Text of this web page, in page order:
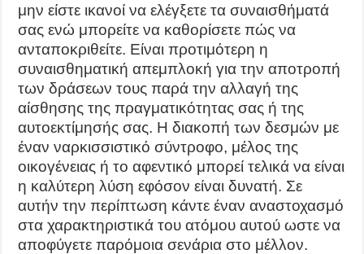
μην είστε ικανοί να ελέγξετε τα συναισθήματά
σας ενώ μπορείτε να καθορίσετε πώς να
ανταποκριθείτε. Είναι προτιμότερη η
συναισθηματική απεμπλοκή για την αποτροπή
των δράσεων τους παρά την αλλαγή της
αίσθησης της πραγματικότητας σας ή της
αυτοεκτίμησής σας. Η διακοπή των δεσμών με
έναν ναρκισσιστικό σύντροφο, μέλος της
οικογένειας ή το αφεντικό μπορεί τελικά να είναι
η καλύτερη λύση εφόσον είναι δυνατή. Σε
αυτήν την περίπτωση κάντε έναν αναστοχασμό
στα χαρακτηριστικά του ατόμου αυτού ωστε να
αποφύγετε παρόμοια σενάρια στο μέλλον.